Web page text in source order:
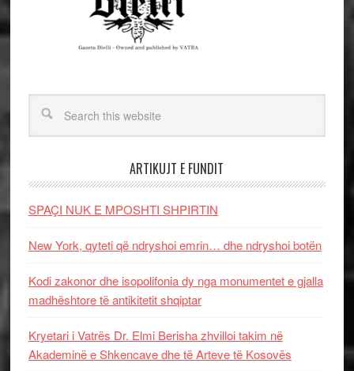
ARTIKUJT E FUNDIT
SPAÇI NUK E MPOSHTI SHPIRTIN
New York, qyteti që ndryshoi emrin… dhe ndryshoi botën
Kodi zakonor dhe isopolifonia dy nga monumentet e gjalla
madhështore të antikitetit shqiptar
Kryetari i Vatrës Dr. Elmi Berisha zhvilloi takim në
Akademinë e Shkencave dhe të Arteve të Kosovës